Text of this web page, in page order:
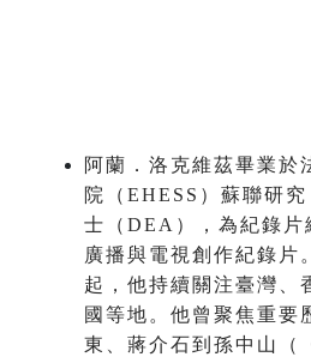
阿蘭．洛克維茲畢業於
院（EHESS）蘇聯研
士（DEA），為紀錄片
廣播與電視創作紀錄片
起，他持續關注臺灣、
國等地。他曾聚焦重要
東、蔣介石到孫中山（